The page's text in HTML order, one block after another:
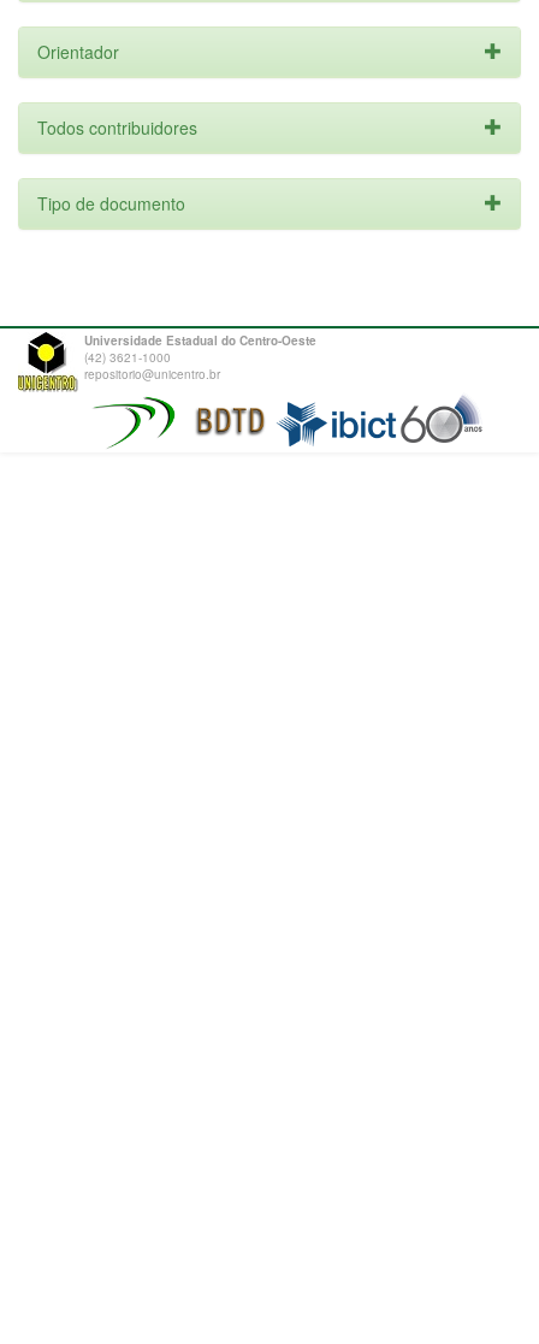
Orientador
Todos contribuidores
Tipo de documento
Universidade Estadual do Centro-Oeste
(42) 3621-1000
repositorio@unicentro.br